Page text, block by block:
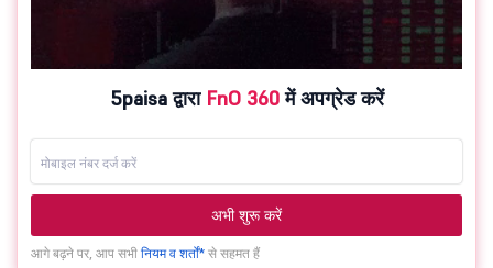
5paisa द्वारा FnO 360में अपग्रेड करें
अभी शुरू करें
आगे बढ़ने पर, आप सभी नियम व शर्तों* से सहमत हैं